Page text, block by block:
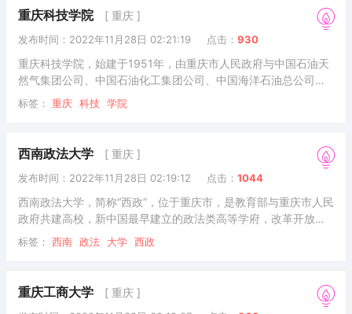
天城和璧山3个校区，占地总面积726 亩， 校舍建筑面积16.2万
平方米，教学仪器设备资产值3379.09万元，拥有校内外实习实
训场所200余个，图书馆藏书56.11万册。下设8个二级学院，开
设43个专业；有教职
重庆科技学院 [ 重庆 ]
发布时间：2022年11月28日 02:21:19 点击： 930
重庆科技学院，始建于1951年，由重庆市人民政府与中国石油天
然气集团公司、中国石油化工集团公司、中国海洋石油总公司共
建，是一所以工为主，以石油与化工、冶金与材料、机械与电
子、安全与环保为特色，涵盖理、工、经、管、法、文、艺的多
学（学院）联盟副理事长单位、卓越工程师教育培养计划、数据
中国“百校工程”、新工科研究与实践项目、国家级大学生创新创业
训练计划、全国创新创业典型经验高校、全国深化创新创业教育
改革示范高校。2021年成为重庆市博士学位授予
标签： 重庆 科技 学院
西南政法大学 [ 重庆 ]
发布时间：2022年11月28日 02:19:12 点击： 1044
西南政法大学，简称“西政”，位于重庆市，是教育部与重庆市人民
政府共建高校，新中国最早建立的政法类高等学府，改革开放后
首批全国重点大学，全国首批卓越法律人才教育培养计划基地，
首批国家大学生文化素质教育基地，中国政府奖学金来华留学生
大学公派研究生项目、国家特色重点学科项目、新工科研究与实
践项目、国家级大学生创新创业训练计划实施高校，自主招生试
标签： 西南 政法 大学 西政
重庆工商大学 [ 重庆 ]